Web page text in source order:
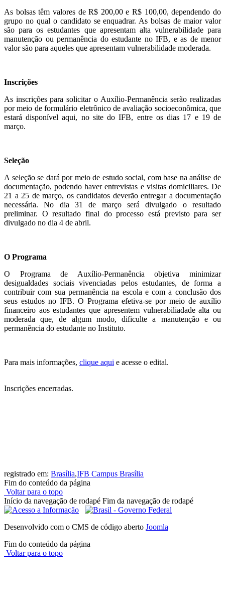
As bolsas têm valores de R$ 200,00 e R$ 100,00, dependendo do
grupo no qual o candidato se enquadrar. As bolsas de maior valor
são para os estudantes que apresentam alta vulnerabilidade para
manutenção ou permanência do estudante no IFB, e as de menor
valor são para aqueles que apresentam vulnerabilidade moderada.
Inscrições
As inscrições para solicitar o Auxílio-Permanência serão realizadas
por meio de formulário eletrônico de avaliação socioeconômica, que
estará disponível aqui, no site do IFB, entre os dias 17 e 19 de
março.
Seleção
A seleção se dará por meio de estudo social, com base na análise de
documentação, podendo haver entrevistas e visitas domiciliares. De
21 a 25 de março, os candidatos deverão entregar a documentação
necessária. No dia 31 de março será divulgado o resultado
preliminar. O resultado final do processo está previsto para ser
divulgado no dia 4 de abril.
O Programa
O Programa de Auxílio-Permanência objetiva minimizar
desigualdades sociais vivenciadas pelos estudantes, de forma a
contribuir com sua permanência na escola e com a conclusão dos
seus estudos no IFB. O Programa efetiva-se por meio de auxílio
financeiro aos estudantes que apresentem vulnerabiliadade alta ou
moderada que, de algum modo, dificulte a manutenção e ou
permanência do estudante no Instituto.
Para mais informações, clique aqui e acesse o edital.
Inscrições encerradas.
registrado em: Brasília,IFB Campus Brasília
Fim do conteúdo da página
Voltar para o topo
Início da navegação de rodapé Fim da navegação de rodapé
Desenvolvido com o CMS de código aberto Joomla
Fim do conteúdo da página
Voltar para o topo